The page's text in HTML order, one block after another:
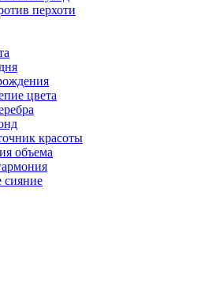
перхоти
цвета
красоты
объема
сияние